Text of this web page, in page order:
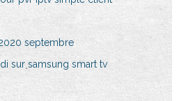
septembre
sur samsung smart tv